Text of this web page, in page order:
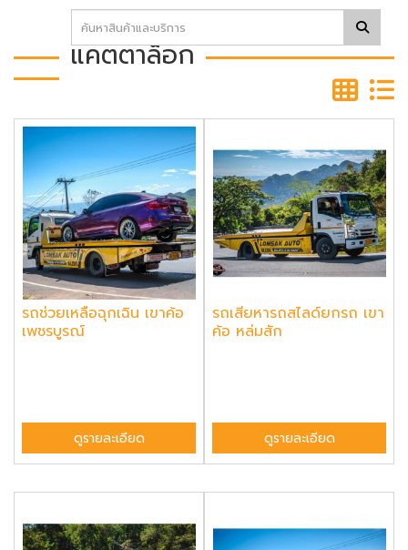
แคตตาล็อก
รถช่วยเหลือฉุกเฉิน เขาค้อ
เพชรบูรณ์
ดูรายละเอียด
รถเสียหารถสไลด์ยกรถ เขา
ค้อ หล่มสัก
ดูรายละเอียด